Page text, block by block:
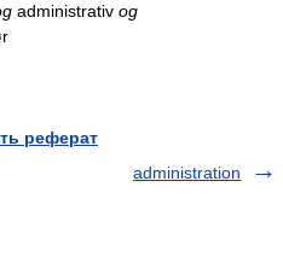
administrativ og
реферат
administration